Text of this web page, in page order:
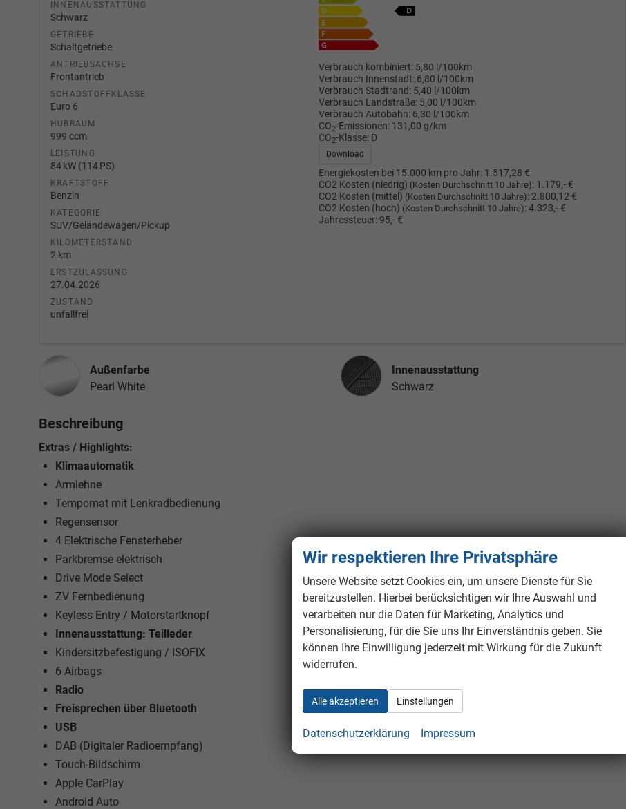
INNENAUSSTATTUNG
Schwarz
GETRIEBE
Schaltgetriebe
ANTRIEBSACHSE
Frontantrieb
SCHADSTOFFKLASSE
Euro 6
HUBRAUM
999 ccm
LEISTUNG
84 kW (114 PS)
KRAFTSTOFF
Benzin
KATEGORIE
SUV/Geländewagen/Pickup
KILOMETERSTAND
2 km
ERSTZULASSUNG
27.04.2026
ZUSTAND
unfallfrei
Verbrauch kombiniert: 5,80 l/100km
Verbrauch Innenstadt: 6,80 l/100km
Verbrauch Stadtrand: 5,40 l/100km
Verbrauch Landstraße: 5,00 l/100km
Verbrauch Autobahn: 6,30 l/100km
CO2-Emissionen: 131,00 g/km
CO2-Klasse: D
Download
Energiekosten bei 15.000 km pro Jahr: 1.517,28 €
CO2 Kosten (niedrig) (Kosten Durchschnitt 10 Jahre): 1.179,- €
CO2 Kosten (mittel) (Kosten Durchschnitt 10 Jahre): 2.800,12 €
CO2 Kosten (hoch) (Kosten Durchschnitt 10 Jahre):4.323,- €
Jahressteuer: 95,- €
Außenfarbe
Pearl White
Innenausstattung
Innenausstattung
Schwarz
Beschreibung
Extras / Highlights:
Klimaautomatik
Armlehne
Tempomat mit Lenkradbedienung
Regensensor
4 Elektrische Fensterheber
Parkbremse elektrisch
Drive Mode Select
ZV Fernbedienung
Keyless Entry / Motorstartknopf
Innenausstattung: Teilleder
Kindersitzbefestigung / ISOFIX
6 Airbags
Radio
Freisprechen über Bluetooth
USB
DAB (Digitaler Radioempfang)
Touch-Bildschirm
Apple CarPlay
Android Auto
Wir respektieren Ihre Privatsphäre
Unsere Website setzt Cookies ein, um unsere Dienste für Sie
bereitzustellen. Hierbei berücksichtigen wir Ihre Auswahl und
verarbeiten nur die Daten für Marketing, Analytics und
Personalisierung, für die Sie uns Ihr Einverständnis geben. Sie
können Ihre Einwilligung jederzeit mit Wirkung für die Zukunft
widerrufen.
Alle akzeptieren Einstellungen
Datenschutzerklärung Impressum